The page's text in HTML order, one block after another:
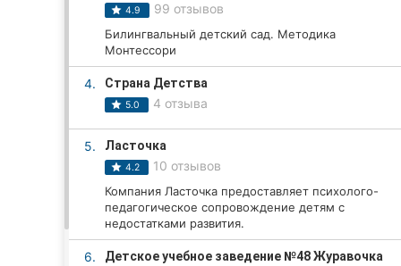
Все города:
Кропивницкий
Хмельницкий
4.9 99 отзывов
Билингвальный детский сад. Методика
Монтессори
4. Страна Детства
5.0 4 отзыва
5. Ласточка
4.2 10 отзывов
Компания Ласточка предоставляет психолого-
педагогическое сопровождение детям с
недостатками развития.
6. Детское учебное заведение №48 Журавочка